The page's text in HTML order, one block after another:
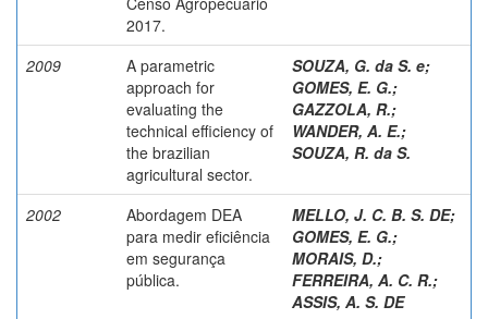
2017.
2009
A parametric
approach for
evaluating the
technical efficiency of
the brazilian
agricultural sector.
SOUZA, G. da S. e;
GOMES, E. G.;
GAZZOLA, R.;
WANDER, A. E.;
SOUZA, R. da S.
2002
Abordagem DEA
para medir eficiência
em segurança
pública.
MELLO, J. C. B. S. DE;
GOMES, E. G.;
MORAIS, D.;
FERREIRA, A. C. R.;
ASSIS, A. S. DE